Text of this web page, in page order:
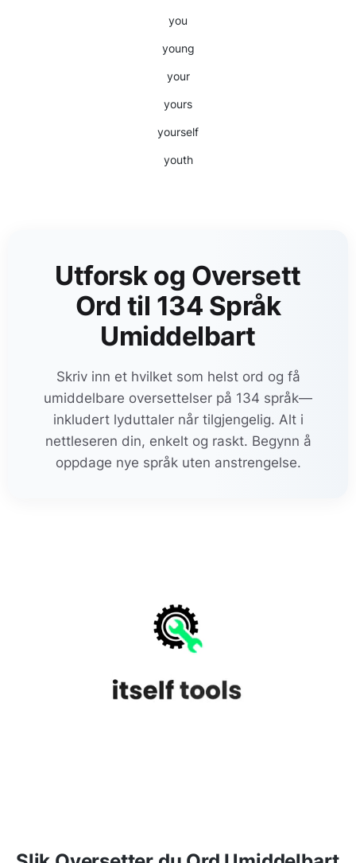
you
young
your
yours
yourself
youth
Utforsk og Oversett
Ord til 134 Språk
Umiddelbart
Skriv inn et hvilket som helst ord og få
umiddelbare oversettelser på 134 språk—
inkludert lyduttaler når tilgjengelig. Alt i
nettleseren din, enkelt og raskt. Begynn å
oppdage nye språk uten anstrengelse.